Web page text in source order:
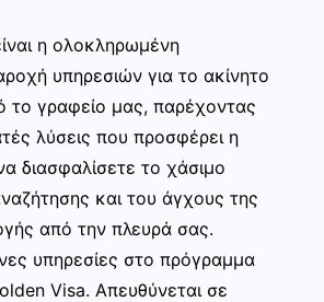
η ολοκληρωμένη
υπηρεσιών για το ακίνητο
το γραφείο μας, παρέχοντας
λύσεις που προσφέρει η
διασφαλίσετε το χάσιμο
και του άγχους της
από την πλευρά σας.
υπηρεσίες στο πρόγραμμα
Visa. Απευθύνεται σε